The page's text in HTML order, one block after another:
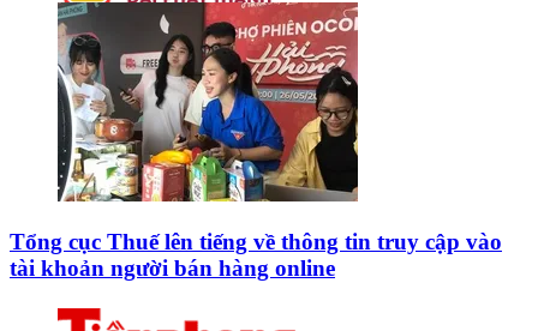
Tổng cục Thuế lên tiếng về thông tin truy cập vào
tài khoản người bán hàng online